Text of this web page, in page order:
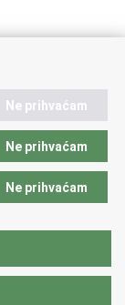
Ne prihvaćam
Ne prihvaćam
Ne prihvaćam